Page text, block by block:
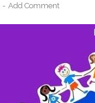
Add Comment